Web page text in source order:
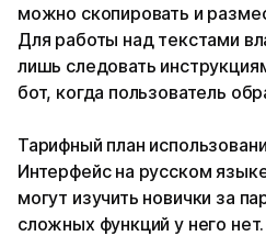
можно скопировать и
Для работы над текстами
лишь следовать
бот, когда пользователь
Тарифный план
Интерфейс на русском
могут изучить новички за
сложных функций у него нет.